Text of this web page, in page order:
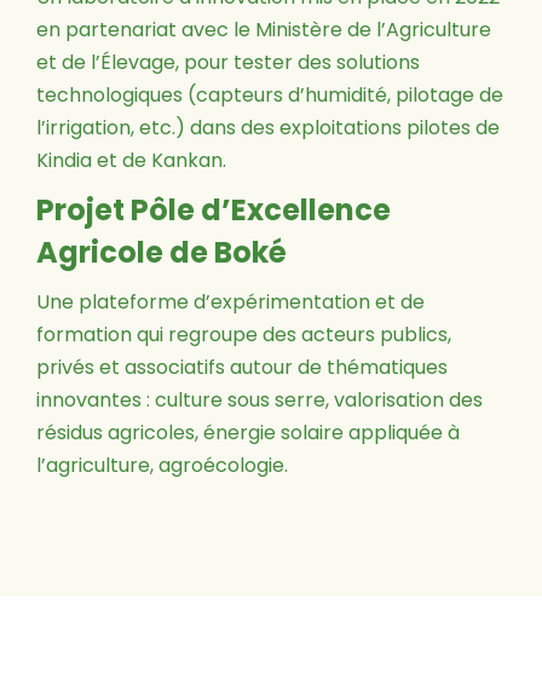
en partenariat avec le Ministère de l’Agriculture
et de l’Élevage, pour tester des solutions
technologiques (capteurs d’humidité, pilotage de
l’irrigation, etc.) dans des exploitations pilotes de
Kindia et de Kankan.
Projet Pôle d’Excellence
Agricole de Boké
Une plateforme d’expérimentation et de
formation qui regroupe des acteurs publics,
privés et associatifs autour de thématiques
innovantes : culture sous serre, valorisation des
résidus agricoles, énergie solaire appliquée à
l’agriculture, agroécologie.